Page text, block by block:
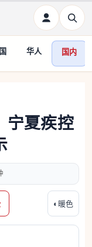
华人 国内
宁夏疾控
◐ 暖色